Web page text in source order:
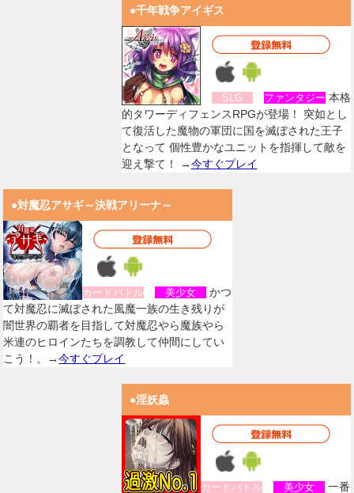
●千年戦争アイギス
SLG ファンタジー 本格
的タワーディフェンスRPGが登場！ 突如とし
て復活した魔物の軍団に国を滅ぼされた王子
となって 個性豊かなユニットを指揮して敵を
迎え撃て！ →今すぐプレイ
●対魔忍アサギ～決戦アリーナ～
カードバトル 美少女
かつ
て対魔忍に滅ぼされた風魔一族の生き残りが
闇世界の覇者を目指して対魔忍やら魔族やら
米連のヒロインたちを調教して仲間にしてい
こう！。→今すぐプレイ
●淫妖蟲
カードバトル 美少女
一番